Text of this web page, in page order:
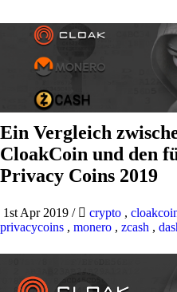
Ein Vergleich
CloakCoin und den
Privacy Coins 2019
1st Apr 2019 / crypto ,
privacycoins , monero , zcash ,